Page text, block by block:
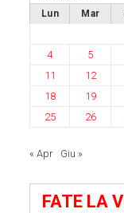
Lun Mar
4
5
11
12
18
19
25
26
« Apr Giu »
FATE LA